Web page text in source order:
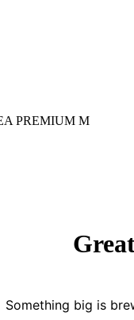
PREMIUM M
Something big is